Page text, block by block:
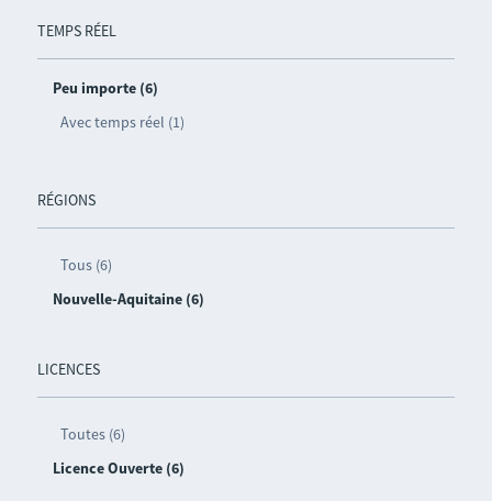
TEMPS RÉEL
Peu importe (6)
Avec temps réel (1)
RÉGIONS
Tous (6)
Nouvelle-Aquitaine (6)
LICENCES
Toutes (6)
Licence Ouverte (6)